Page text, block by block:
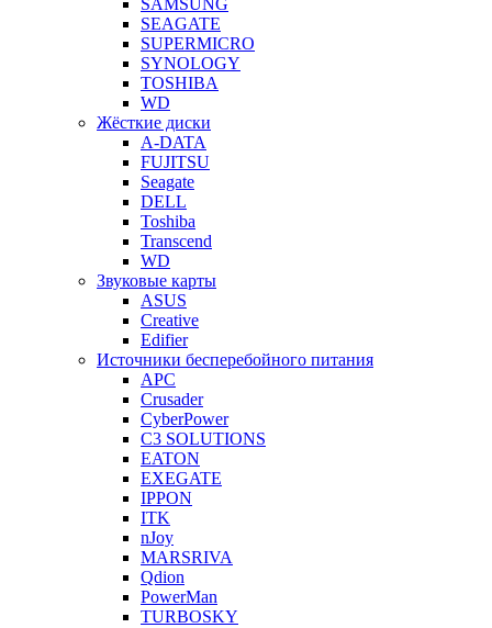
SAMSUNG
SEAGATE
SUPERMICRO
SYNOLOGY
TOSHIBA
WD
Жёсткие диски
A-DATA
FUJITSU
Seagate
DELL
Toshiba
Transcend
WD
Звуковые карты
ASUS
Creative
Edifier
Источники бесперебойного питания
APC
Crusader
CyberPower
C3 SOLUTIONS
EATON
EXEGATE
IPPON
ITK
nJoy
MARSRIVA
Qdion
PowerMan
TURBOSKY